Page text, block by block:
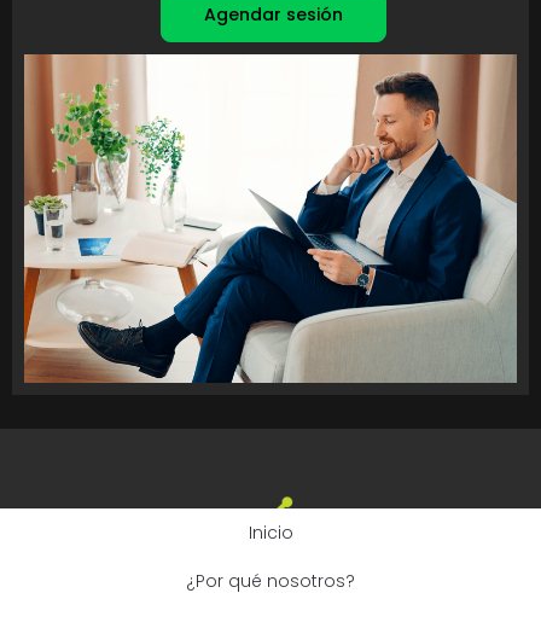
Agendar sesión
Inicio
¿Por qué nosotros?
Copyright© 2026 Grupo Eximo